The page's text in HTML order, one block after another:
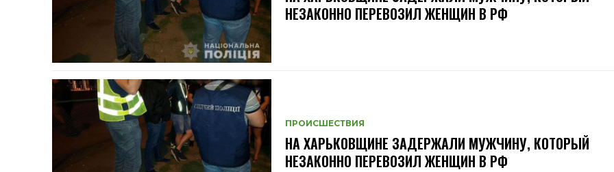
НЕЗАКОННО ПЕРЕВОЗИЛ ЖЕНЩИН В РФ
ПРОИСШЕСТВИЯ
НА ХАРЬКОВЩИНЕ ЗАДЕРЖАЛИ МУЖЧИНУ, КОТОРЫЙ
НЕЗАКОННО ПЕРЕВОЗИЛ ЖЕНЩИН В РФ